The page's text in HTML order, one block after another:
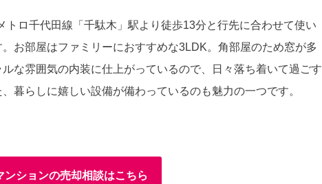
ロ千代田線「千駄木」駅より徒歩13分と行先に合わせて使い
お部屋はファミリーにおすすめな3LDK。角部屋のため窓が多
な雰囲気の内装に仕上がっているので、日々落ち着いて過ごす
暮らしに嬉しい設備が備わっているのも魅力の一つです。
ンションの売却相談はこちら